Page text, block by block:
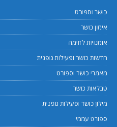
כושר וספורט
אימון כושר
אומנויות לחימה
חדשות כושר ופעילות גופנית
מאמרי כושר וספורט
טבלאות כושר
מילון כושר ופעילות גופנית
ספורט עממי